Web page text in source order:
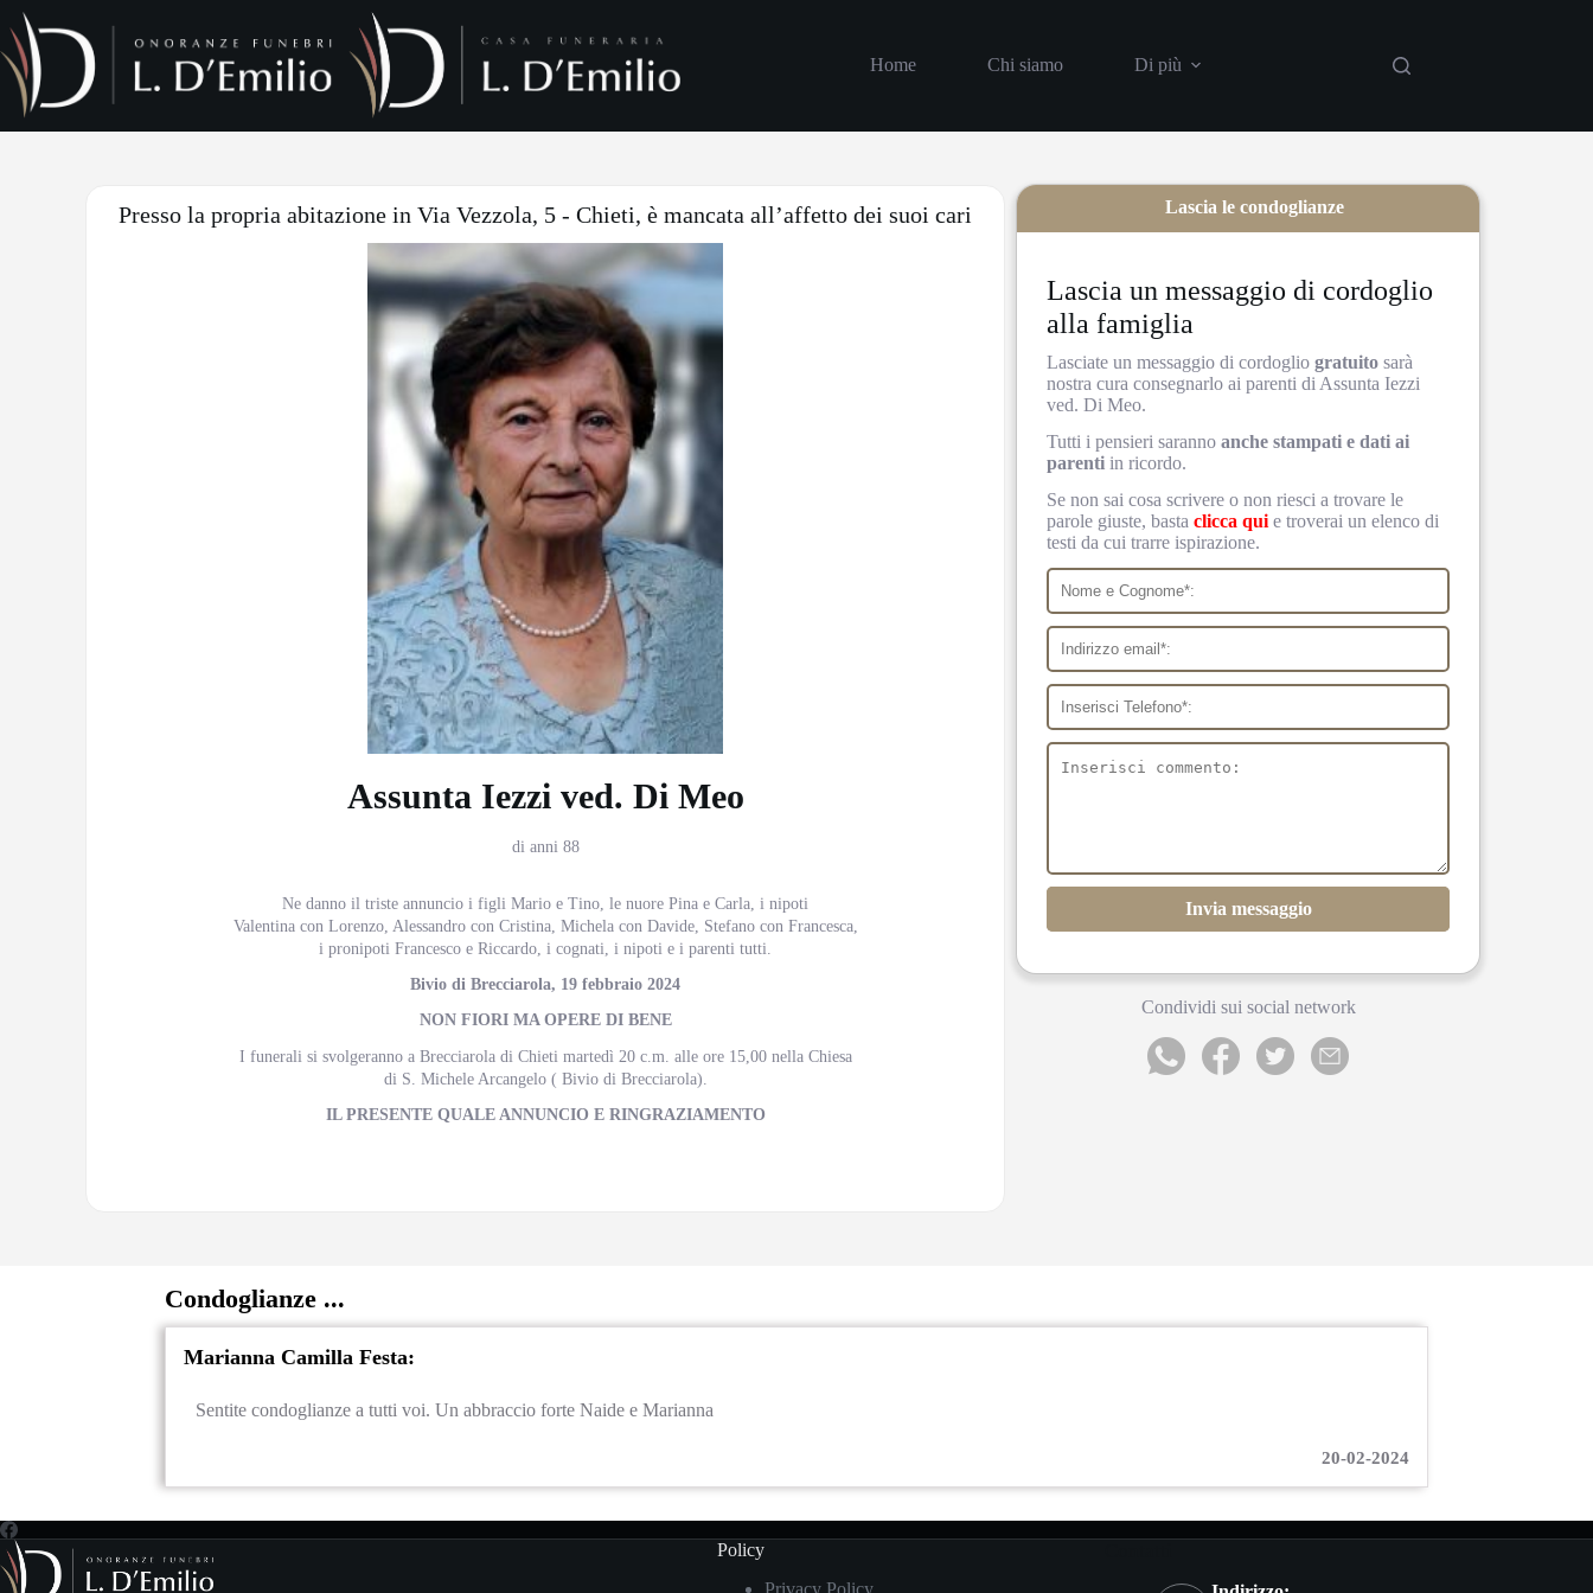
Home Chi siamo Di più
Presso la propria abitazione in Via Vezzola, 5 - Chieti, è mancata all’affetto dei suoi cari
Assunta Iezzi ved. Di Meo
di anni 88
Ne danno il triste annuncio i figli Mario e Tino, le nuore Pina e Carla, i nipoti
Valentina con Lorenzo, Alessandro con Cristina, Michela con Davide, Stefano con Francesca,
i pronipoti Francesco e Riccardo, i cognati, i nipoti e i parenti tutti.
Bivio di Brecciarola, 19 febbraio 2024
NON FIORI MA OPERE DI BENE
I funerali si svolgeranno a Brecciarola di Chieti martedì 20 c.m. alle ore 15,00 nella Chiesa
di S. Michele Arcangelo ( Bivio di Brecciarola).
IL PRESENTE QUALE ANNUNCIO E RINGRAZIAMENTO
Lascia un messaggio di cordoglio
alla famiglia
Lasciate un messaggio di cordogliogratuito sarà
nostra cura consegnarlo ai parenti di Assunta Iezzi
ved. Di Meo.
Tutti i pensieri sarannoanche stampati e dati ai
parenti in ricordo.
Se non sai cosa scrivere o non riesci a trovare le
parole giuste, bastaclicca qui e troverai un elenco di
testi da cui trarre ispirazione.
Invia messaggio
Lascia le condoglianze
Condividi sui social network
Condoglianze ...
Marianna Camilla Festa:
Sentite condoglianze a tutti voi. Un abbraccio forte Naide e Marianna
20-02-2024
Policy
Privacy Policy